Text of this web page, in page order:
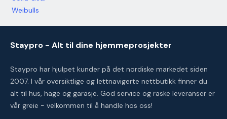
Weibulls
Staypro - Alt til dine hjemmeprosjekter
Staypro har hjulpet kunder på det nordiske markedet siden
2007. I vår oversiktlige og lettnavigerte nettbutikk finner du
alt til hus, hage og garasje. God service og raske leveranser er
vår greie - velkommen til å handle hos oss!